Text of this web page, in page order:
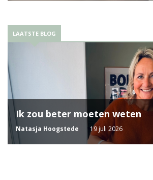
LAATSTE BLOG
Ik zou beter moeten weten
Natasja Hoogstede 19 juli 2026